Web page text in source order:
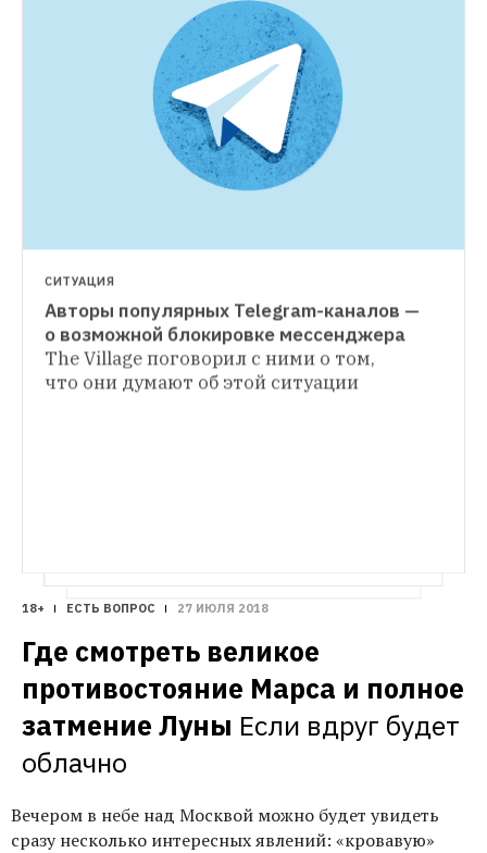
КОММЕНТАРИИ
Какие VPN-сервисы используют
ЛИЧНЫЕ ФИНАНСЫ
«Я зарабатываю в Telegram» Основатели
телеграм-каналов — о том, сколько они
получают за рекламу в мессенджере
СИТУАЦИЯ
Авторы популярных Telegram-каналов —
о возможной блокировке мессенджера
The Village поговорил с ними о том,
что они думают об этой ситуации
18+ ЕСТЬ ВОПРОС 27 ИЮЛЯ 2018
Где смотреть великое
противостояние Марса и полное
затмение Луны Если вдруг будет
облачно
Вечером в небе над Москвой можно будет увидеть
сразу несколько интересных явлений: «кровавую»